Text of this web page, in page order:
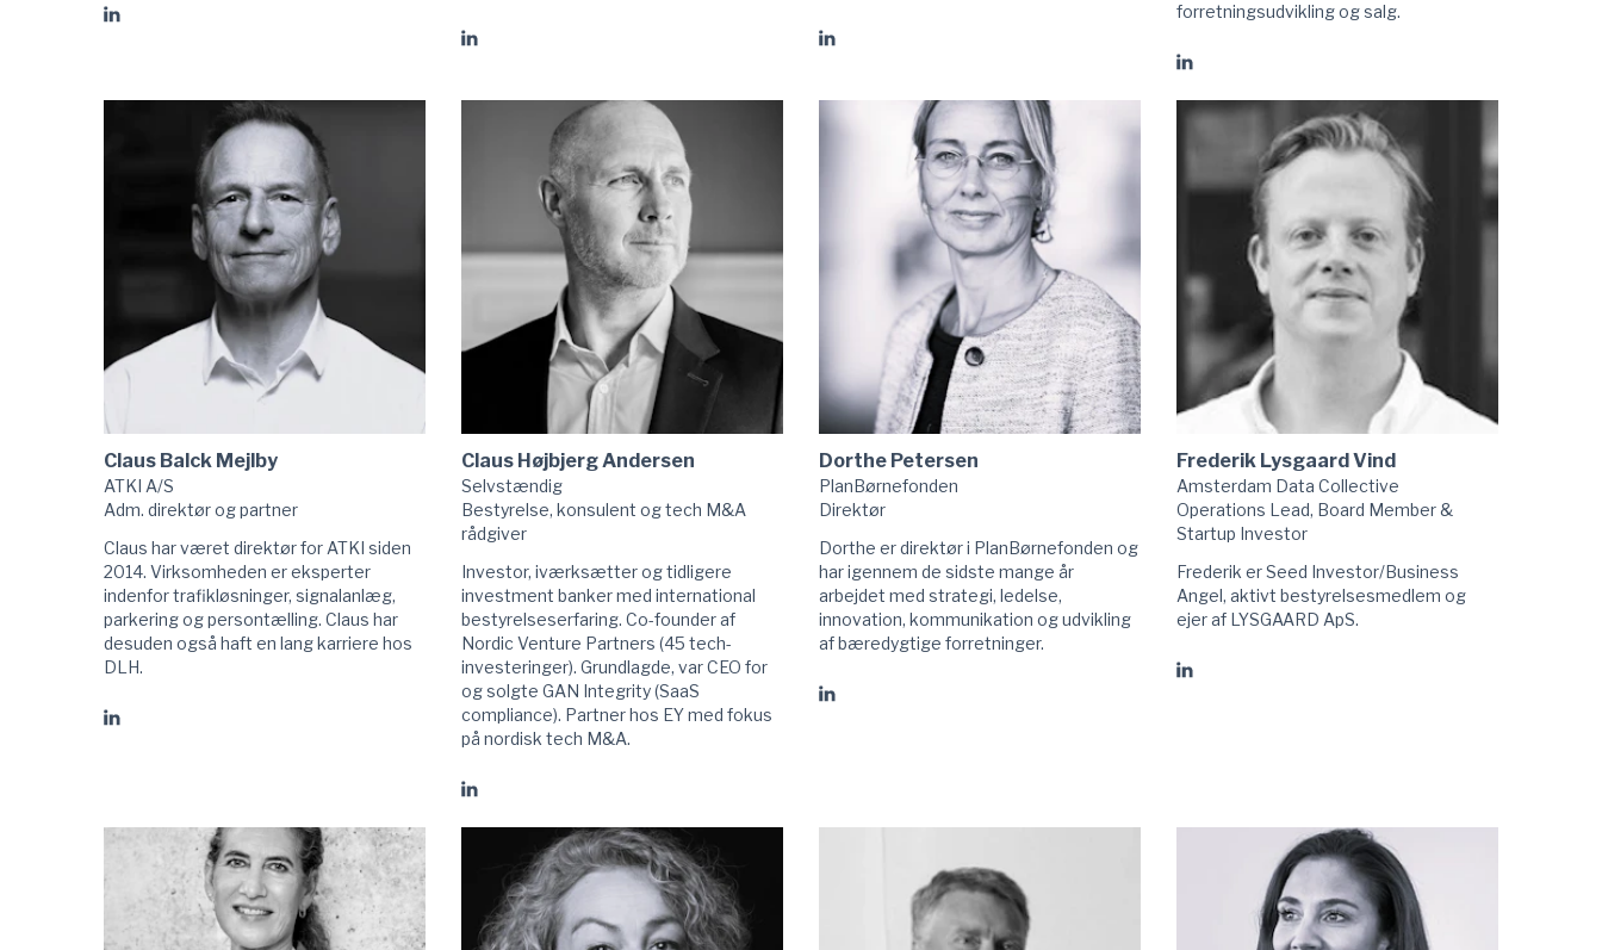
Gå
Grøndahl
Gå
Gå
forretningsudvikling og salg.
Gå
Christophe
Lephilibert
Claus Balck Mejlby
ATKI A/S
Adm. direktør og partner
Claus har været direktør for ATKI siden
2014. Virksomheden er eksperter
indenfor trafikløsninger, signalanlæg,
parkering og persontælling. Claus har
desuden også haft en lang karriere hos
DLH.
Gå
Mejlby
linkedIn
Claus Højbjerg Andersen
Selvstændig
Bestyrelse, konsulent og tech M&A
rådgiver
Investor, iværksætter og tidligere
investment banker med international
bestyrelseserfaring. Co-founder af
Nordic Venture Partners (45 tech-
investeringer). Grundlagde, var CEO for
og solgte GAN Integrity (SaaS
compliance). Partner hos EY med fokus
på nordisk tech M&A.
Gå
Højbjerg
Andersen
linkedIn
Dorthe Petersen
PlanBørnefonden
Direktør
Dorthe er direktør i PlanBørnefonden og
har igennem de sidste mange år
arbejdet med strategi, ledelse,
innovation, kommunikation og udvikling
af bæredygtige forretninger.
Gå
Frederik Lysgaard Vind
Amsterdam Data Collective
Operations Lead, Board Member &
Startup Investor
Frederik er Seed Investor/Business
Angel, aktivt bestyrelsesmedlem og
ejer af LYSGAARD ApS.
Gå